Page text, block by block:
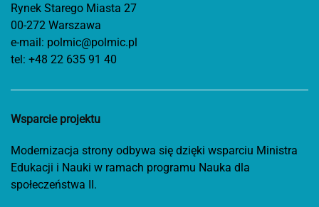
Rynek Starego Miasta 27
00-272 Warszawa
e-mail: polmic@polmic.pl
tel: +48 22 635 91 40
Wsparcie projektu
Modernizacja strony odbywa się dzięki wsparciu Ministra
Edukacji i Nauki w ramach programu Nauka dla
społeczeństwa II.